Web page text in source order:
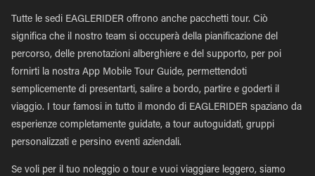
Tutte le sedi EAGLERIDER offrono anche pacchetti tour. Ciò
significa che il nostro team si occuperà della pianificazione del
percorso, delle prenotazioni alberghiere e del supporto, per poi
fornirti la nostra App Mobile Tour Guide, permettendoti
semplicemente di presentarti, salire a bordo, partire e goderti il
viaggio. I tour famosi in tutto il mondo di EAGLERIDER spaziano da
esperienze completamente guidate, a tour autoguidati, gruppi
personalizzati e persino eventi aziendali.
Se voli per il tuo noleggio o tour e vuoi viaggiare leggero, siamo